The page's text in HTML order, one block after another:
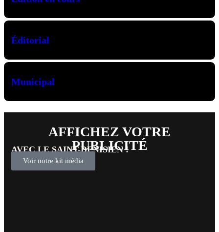
Éditorial
Municipal
AFFICHEZ VOTRE
PUBLICITÉ
AVEC LE SAINT-DENISIEN !
Voir notre kit média